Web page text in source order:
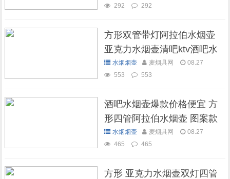
292
292
方形双管带灯阿拉伯水烟壶
亚克力水烟壶清吧ktv酒吧水
烟壶水烟烟壶 麦烟具网
08.27
553
553
酒吧水烟壶爆款价格便宜 方
形四管阿拉伯水烟壶 图案款
水烟烟壶 麦烟具网
08.27
465
465
方形 亚克力水烟壶双灯四管